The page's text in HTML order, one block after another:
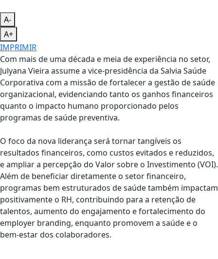
A-
A+
IMPRIMIR
Com mais de uma década e meia de experiência no setor,
Julyana Vieira assume a vice-presidência da Salvia Saúde
Corporativa com a missão de fortalecer a gestão de saúde
organizacional, evidenciando tanto os ganhos financeiros
quanto o impacto humano proporcionado pelos
programas de saúde preventiva.
O foco da nova liderança será tornar tangíveis os
resultados financeiros, como custos evitados e reduzidos,
e ampliar a percepção do Valor sobre o Investimento (VOI).
Além de beneficiar diretamente o setor financeiro,
programas bem estruturados de saúde também impactam
positivamente o RH, contribuindo para a retenção de
talentos, aumento do engajamento e fortalecimento do
employer branding, enquanto promovem a saúde e o
bem-estar dos colaboradores.